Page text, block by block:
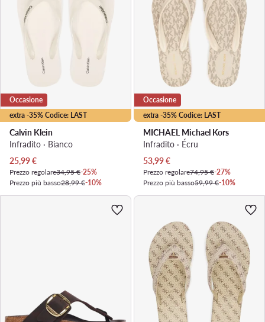
extra -35% Codice: LAST
Occasione
Calvin Klein
Infradito · Bianco
Prezzo attuale
25,99€
Prezzo regolare34,95 €-25%
Prezzo più basso28,99 €-10%
extra -35% Codice: LAST
Occasione
MICHAEL Michael Kors
Infradito · Écru
Prezzo attuale
53,99€
Prezzo regolare74,95 €-27%
Prezzo più basso59,99 €-10%